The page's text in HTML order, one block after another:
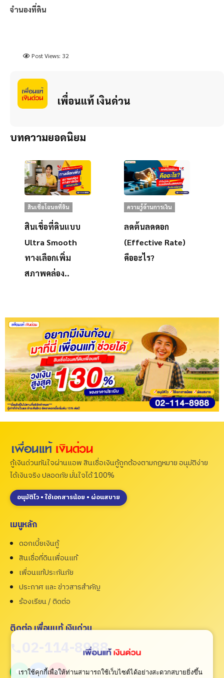
จำนองที่ดิน
Post Views: 32
เพื่อนแท้ เงินด่วน
บทความยอดนิยม
สินเชื่อโฉนดที่ดิน
สินเชื่อที่ดินแบบ
Ultra Smooth
ทางเลือกเพิ่ม
สภาพคล่อง..
ความรู้ด้านการเงิน
ลดต้นลดดอก
(Effective Rate)
คืออะไร?
กู้เงินด่วนทันใจผ่านแอพ สินเชื่อเงินกู้ถูกต้องตามกฎหมาย อนุมัติง่าย
ได้เงินจริง ปลอดภัย มั่นใจได้ 100%
อนุมัติไว • ใช้เอกสารน้อย • ผ่อนสบาย
เมนูหลัก
ดอกเบี้ยเงินกู้
สินเชื่อที่ดินเพื่อนแท้
เพื่อนแท้ประกันภัย
ประกาศ และ ข่าวสารสำคัญ
ร้องเรียน / ติดต่อ
ติดต่อ เพื่อนแท้ เงินด่วน
02-114-8988
เราใช้คุกกี้เพื่อให้ท่านสามารถใช้เว็บไซต์ได้อย่างสะดวกสบายยิ่งขึ้น